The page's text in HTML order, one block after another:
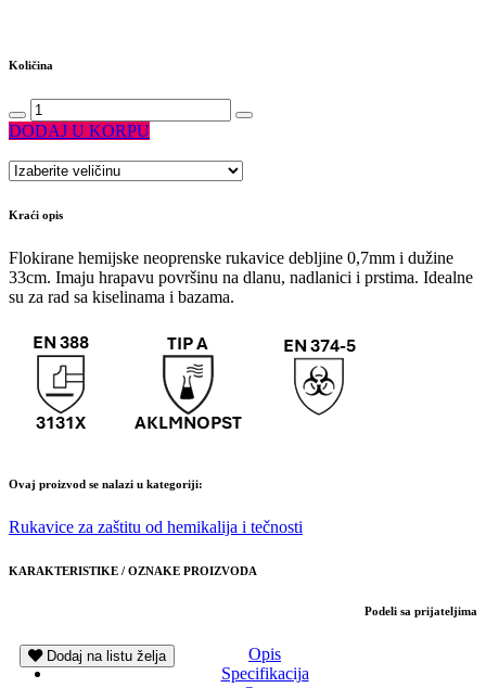
Količina
DODAJ U KORPU
Kraći opis
Flokirane hemijske neoprenske rukavice debljine 0,7mm i dužine
33cm. Imaju hrapavu površinu na dlanu, nadlanici i prstima. Idealne
su za rad sa kiselinama i bazama.
Ovaj proizvod se nalazi u kategoriji:
Rukavice za zaštitu od hemikalija i tečnosti
KARAKTERISTIKE / OZNAKE PROIZVODA
Podeli sa prijateljima
Dodaj na listu želja
Opis
Specifikacija